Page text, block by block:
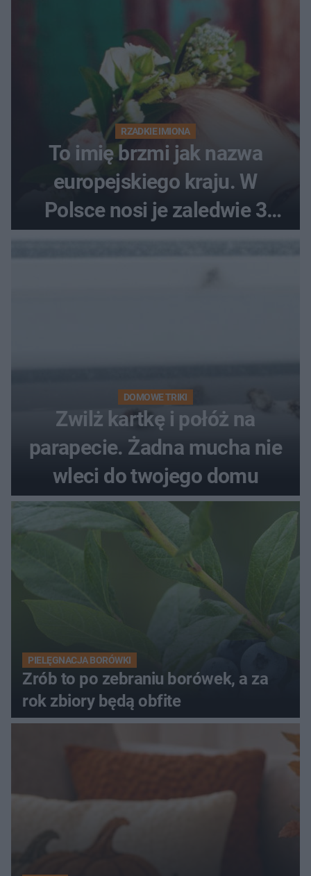
RZADKIE IMIONA
To imię brzmi jak nazwa
europejskiego kraju. W
Polsce nosi je zaledwie 3
DOMOWE TRIKI
Zwilż kartkę i połóż na
parapecie. Żadna mucha nie
wleci do twojego domu
PIELĘGNACJA BORÓWKI
Zrób to po zebraniu borówek, a za
rok zbiory będą obfite